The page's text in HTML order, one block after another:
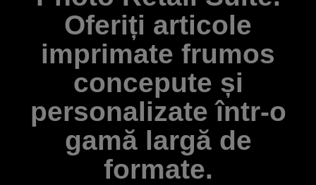
Oferiți articole
imprimate frumos
concepute și
personalizate într-o
gamă largă de
formate.